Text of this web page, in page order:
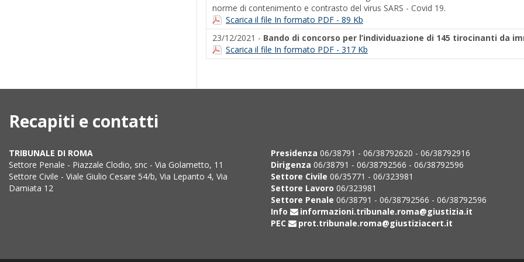
norme di contenimento e contrasto del virus SARS - Covid 19.
Scarica il file In formato PDF - 89 Kb
23/12/2021 - Bando di concorso per l’individuazione di 145 tirocinanti da
Scarica il file In formato PDF - 317 Kb
Recapiti e contatti
TRIBUNALE DI ROMA
Settore Penale - Piazzale Clodio, snc - Via Golametto, 11
Settore Civile - Viale Giulio Cesare 54/b, Via Lepanto 4, Via
Damiata 12
Presidenza 06/38791 - 06/38792620 - 06/38792916
Dirigenza 06/38791 - 06/38792566 - 06/38792596
Settore Civile 06/35771 - 06/323981
Settore Lavoro 06/323981
Settore Penale 06/38791 - 06/38792566 - 06/38792596
Info
informazioni.tribunale.roma@giustizia.it
PEC
prot.tribunale.roma@giustiziacert.it